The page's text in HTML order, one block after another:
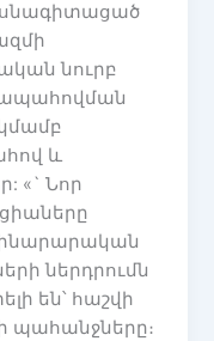
նուրբ
և
«` Նոր
ներդրումն
են՝ հաշվի
պահանջները։